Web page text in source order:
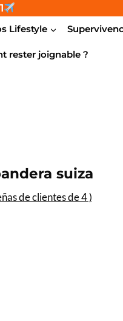
Lifestyle
rester joignable ?
suiza
de clientes de4)